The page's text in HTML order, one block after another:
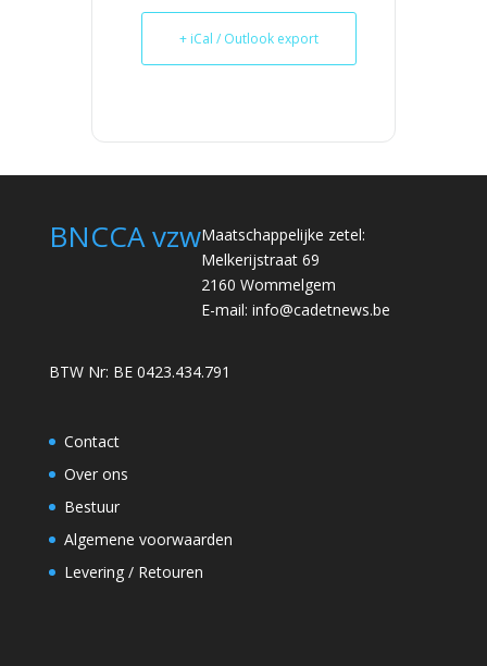
+ iCal / Outlook export
BNCCA vzwMaatschappelijke zetel:
Melkerijstraat 69
2160 Wommelgem
E-mail: info@cadetnews.be
BTW Nr: BE 0423.434.791
Contact
Over ons
Bestuur
Algemene voorwaarden
Levering / Retouren